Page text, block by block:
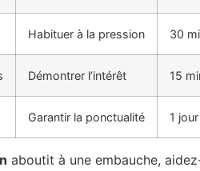
Habituer à la pression 30
Démontrer l’intérêt 15
Garantir la ponctualité 1
aboutit à une embauche,